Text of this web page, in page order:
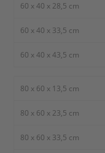
60 x 40 x 28,5 cm
60 x 40 x 33,5 cm
60 x 40 x 43,5 cm
80 x 60 x 13,5 cm
80 x 60 x 23,5 cm
80 x 60 x 33,5 cm